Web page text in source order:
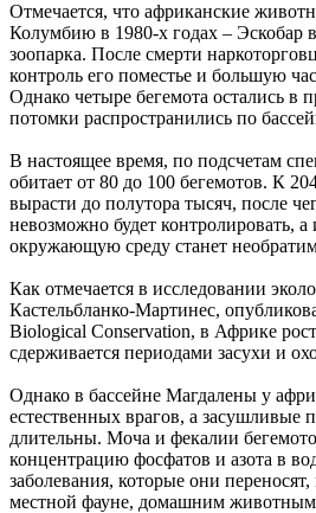
Отмечается, что африканские
Колумбию в 1980-х годах – Эскобар
зоопарка. После смерти
контроль его поместье и большую
Однако четыре бегемота остались в
потомки распространились по
В настоящее время, по подсчетам
обитает от 80 до 100 бегемотов. К
вырасти до полутора тысяч, после
невозможно будет контролировать, а
окружающую среду станет
Как отмечается в исследовании
Кастельбланко-Мартинес,
Biological Conservation, в Африке
сдерживается периодами засухи и
Однако в бассейне Магдалены у
естественных врагов, а засушливые
длительны. Моча и фекалии
концентрацию фосфатов и азота в
заболевания, которые они переносят,
местной фауне, домашним животным